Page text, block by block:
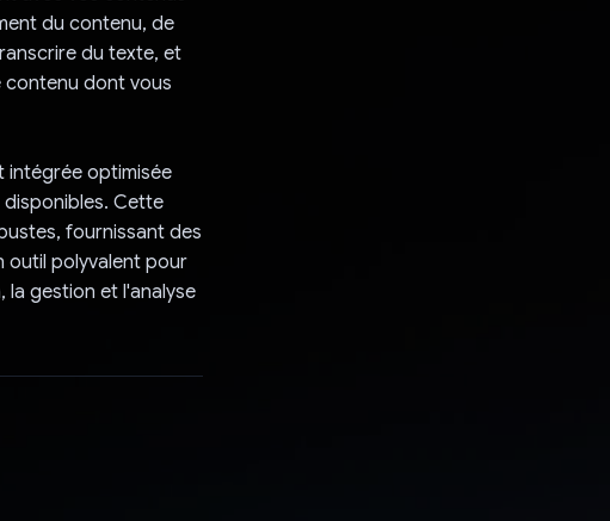
du contenu, de
du texte, et
dont vous
intégrée optimisée
disponibles. Cette
fournissant des
outil polyvalent pour
la gestion et l'analyse